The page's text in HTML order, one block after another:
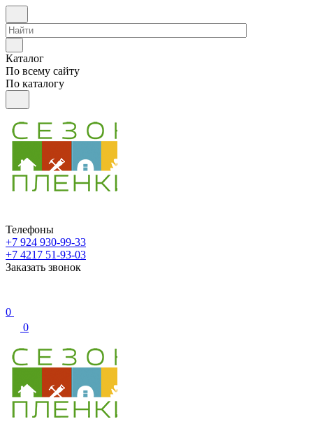
Каталог
По всему сайту
По каталогу
Телефоны
+7 924 930-99-33
+7 4217 51-93-03
Заказать звонок
0
0